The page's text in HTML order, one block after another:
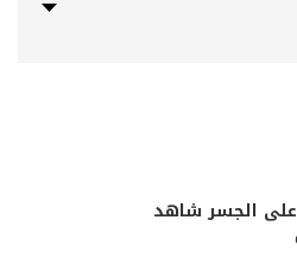
على الجسر شاهد